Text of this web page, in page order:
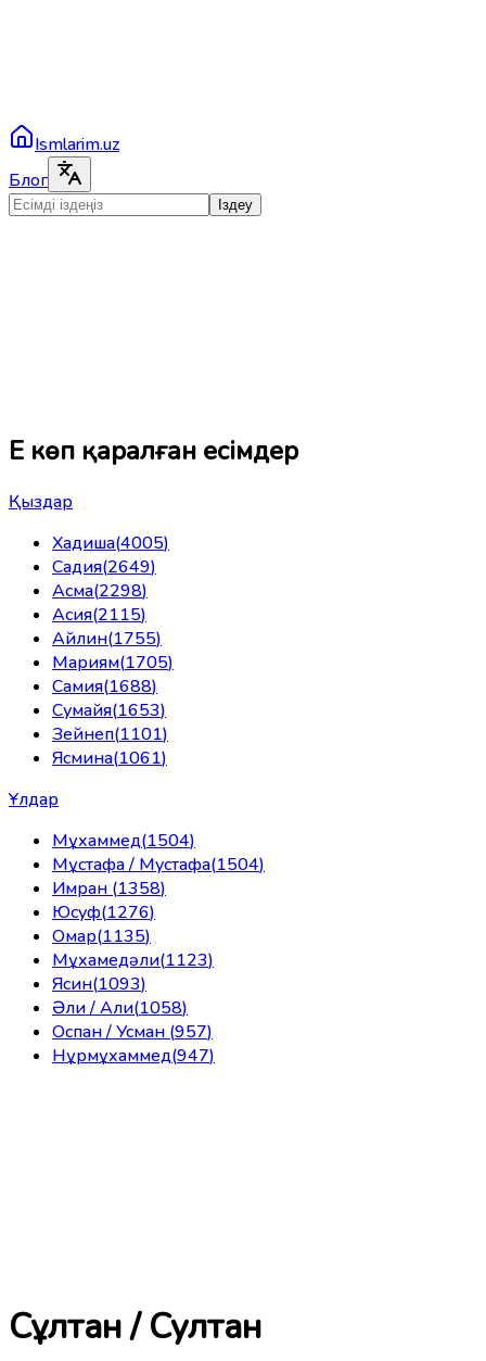
Ismlarim.uz
Блог
Іздеу
Ең көп қаралған есімдер
Қыздар
Хадиша(4005)
Садия(2649)
Асма(2298)
Асия(2115)
Айлин(1755)
Мариям(1705)
Самия(1688)
Сумайя(1653)
Зейнеп(1101)
Ясмина(1061)
Ұлдар
Мұхаммед(1504)
Мұстафа / Мустафа(1504)
Имран (1358)
Юсуф(1276)
Омар(1135)
Мұхамедәли(1123)
Ясин(1093)
Әли / Али(1058)
Оспан / Усман (957)
Нұрмұхаммед(947)
Сұлтан / Султан